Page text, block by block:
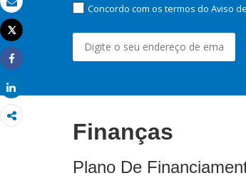
Email
Imprimir
Tweet
Share
Concordo com os termos do Aviso
Finanças
Plano De